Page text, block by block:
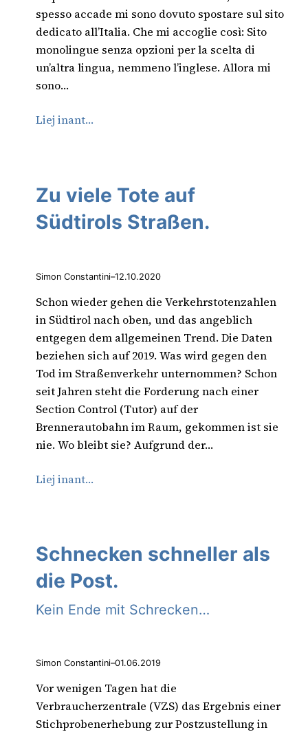
spesso accade mi sono dovuto spostare sul sito
dedicato all’Italia. Che mi accoglie così: Sito
monolingue senza opzioni per la scelta di
un’altra lingua, nemmeno l’inglese. Allora mi
sono…
Liej inant…
Zu viele Tote auf
Südtirols Straßen.
Simon Constantini–12.10.2020
Schon wieder gehen die Verkehrstotenzahlen
in Südtirol nach oben, und das angeblich
entgegen dem allgemeinen Trend. Die Daten
beziehen sich auf 2019. Was wird gegen den
Tod im Straßenverkehr unternommen? Schon
seit Jahren steht die Forderung nach einer
Section Control (Tutor) auf der
Brennerautobahn im Raum, gekommen ist sie
nie. Wo bleibt sie? Aufgrund der…
Liej inant…
Schnecken schneller als
die Post.
Kein Ende mit Schrecken…
Simon Constantini–01.06.2019
Vor wenigen Tagen hat die
Verbraucherzentrale (VZS) das Ergebnis einer
Stichprobenerhebung zur Postzustellung in